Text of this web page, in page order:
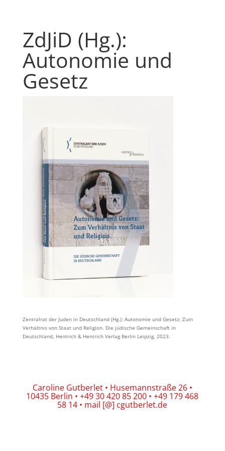
ZdJiD (Hg.):
Autonomie und
Gesetz
Zentralrat der Juden in Deutschland (Hg.): Autonomie und Gesetz: Zum
Verhältnis von Staat und Religion. Die jüdische Gemeinschaft in
Deutschland, Hentrich & Hentrich Verlag Berlin Leipzig, 2023.
Caroline Gutberlet • Husemannstraße 26 •
10435 Berlin • +49 30 420 85 200 • +49 179 468
58 14 • mail [@] cgutberlet.de